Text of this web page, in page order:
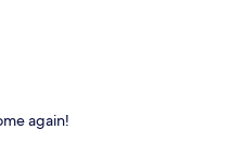
again!